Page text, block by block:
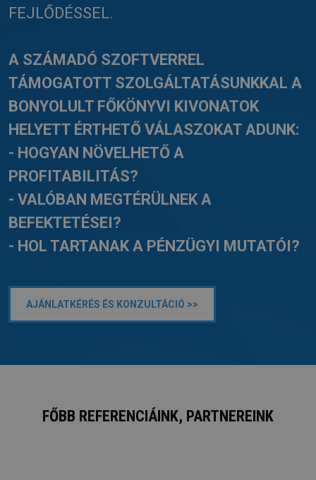
FEJLŐDÉSSEL.
A SZÁMADÓ SZOFTVERREL
TÁMOGATOTT SZOLGÁLTATÁSUNKKAL A
BONYOLULT FŐKÖNYVI KIVONATOK
HELYETT ÉRTHETŐ VÁLASZOKAT ADUNK:
- HOGYAN NÖVELHETŐ A
PROFITABILITÁS?
- VALÓBAN MEGTÉRÜLNEK A
BEFEKTETÉSEI?
- HOL TARTANAK A PÉNZÜGYI MUTATÓI?
AJÁNLATKÉRÉS ÉS KONZULTÁCIÓ >>
FŐBB REFERENCIÁINK, PARTNEREINK